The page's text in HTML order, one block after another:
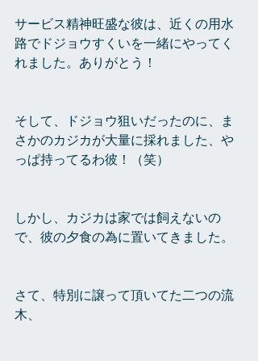
サービス精神旺盛な彼は、近くの用水
路でドジョウすくいを一緒にやってく
れました。ありがとう！
そして、ドジョウ狙いだったのに、ま
さかのカジカが大量に採れました、や
っぱ持ってるわ彼！（笑）
しかし、カジカは家では飼えないの
で、彼の夕食の為に置いてきました。
さて、特別に譲って頂いてた二つの流
木、